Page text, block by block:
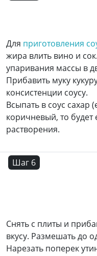
Для приготовления
жира влить вино и
упаривания массы в
Прибавить муку
консистенции соусу.
Всыпать в соус сахар
коричневый, то
растворения.
Шаг 6
Снять с плиты и
вкусу. Размешать до
Нарезать поперек